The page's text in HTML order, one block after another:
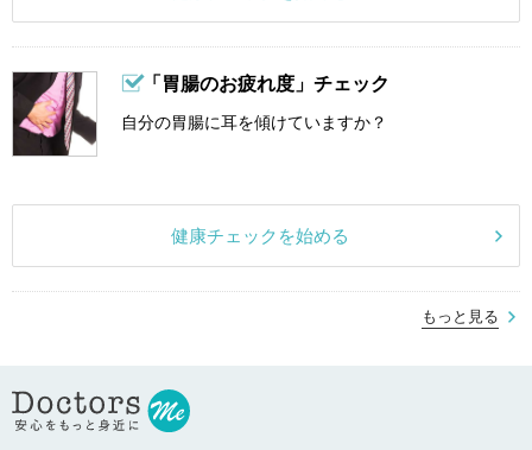
「胃腸のお疲れ度」チェック
自分の胃腸に耳を傾けていますか？
健康チェックを始める
もっと見る